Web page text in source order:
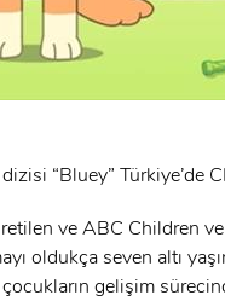
Ad Soyad:
“Bluey” Türkiye’de
ve ABC Children
oldukça seven altı
gelişim